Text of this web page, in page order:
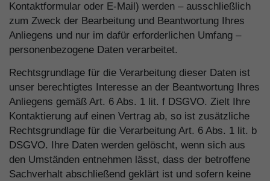
Kontaktformular oder E-Mail) werden – ausschließlich
zum Zweck der Bearbeitung und Beantwortung Ihres
Anliegens und nur im dafür erforderlichen Umfang –
personenbezogene Daten verarbeitet.
Rechtsgrundlage für die Verarbeitung dieser Daten ist
unser berechtigtes Interesse an der Beantwortung Ihres
Anliegens gemäß Art. 6 Abs. 1 lit. f DSGVO. Zielt Ihre
Kontaktierung auf einen Vertrag ab, so ist zusätzliche
Rechtsgrundlage für die Verarbeitung Art. 6 Abs. 1 lit. b
DSGVO. Ihre Daten werden gelöscht, wenn sich aus
den Umständen entnehmen lässt, dass der betroffene
Sachverhalt abschließend geklärt ist und sofern keine